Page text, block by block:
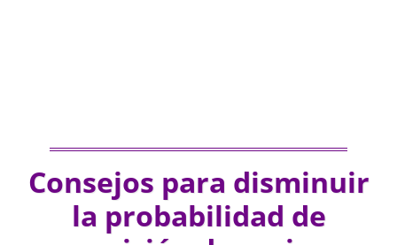
Consejos para disminuir
la probabilidad de